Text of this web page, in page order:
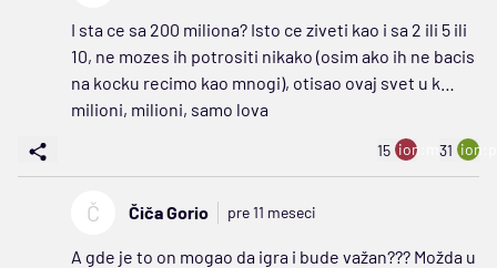
I sta ce sa 200 miliona? Isto ce ziveti kao i sa 2 ili 5 ili
10, ne mozes ih potrositi nikako (osim ako ih ne bacis
na kocku recimo kao mnogi), otisao ovaj svet u k…
milioni, milioni, samo lova
15 ion:minus
31
Č Čiča Gorio pre 11 meseci
A gde je to on mogao da igra i bude važan??? Možda u